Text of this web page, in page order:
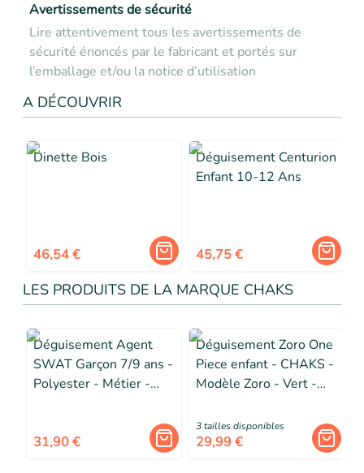
Avertissements de sécurité
Lire attentivement tous les avertissements de
sécurité énoncés par le fabricant et portés sur
l’emballage et/ou la notice d’utilisation
A DÉCOUVRIR
Dinette Bois
46,54 €
Déguisement Centurion
Enfant 10-12 Ans
45,75 €
LES PRODUITS DE LA MARQUE CHAKS
Déguisement Agent
SWAT Garçon 7/9 ans -
Polyester - Métier -
31,90 €
Déguisement Zoro One
Piece enfant - CHAKS -
Modèle Zoro - Vert -
officielle
3tailles disponibles
29,99 €